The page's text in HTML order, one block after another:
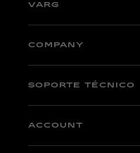
VARG
VARG EX
Factory Edition
Motos en stock
COMPANY
Quiénes somos
SOPORTE TÉCNICO
Soporte central
ACCOUNT